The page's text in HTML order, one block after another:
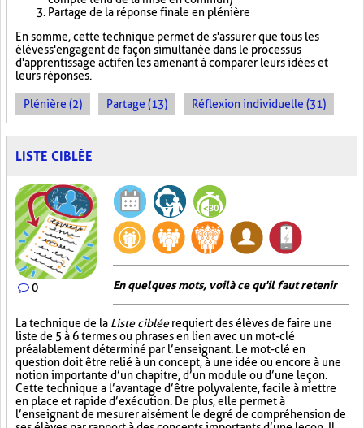
Partage de la réponse finale en plénière
En somme, cette technique permet de s'assurer que tous les
élèves s'engagent de façon simultanée dans le processus
d'apprentissage actif en les amenant à comparer leurs idées et
leurs réponses.
Plénière (2) Partage (13) Réflexion individuelle (31)
LISTE CIBLÉE
0 En quelques mots, voilà ce qu'il faut retenir
La technique de la Liste cibléerequiert des élèves de faire une
liste de 5 à 6 termes ou phrases en lien avec un mot-clé
préalablement déterminé par l’enseignant. Le mot-clé en
question doit être relié à un concept, à une idée ou encore à une
notion importante d’un chapitre, d’un module ou d’une leçon.
Cette technique a l’avantage d’être polyvalente, facile à mettre
en place et rapide d’exécution. De plus, elle permet à
l’enseignant de mesurer aisément le degré de compréhension de